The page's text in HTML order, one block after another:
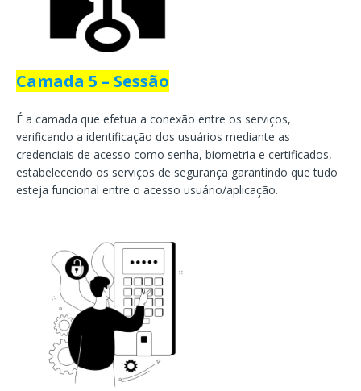
Camada 5 – Sessão
É a camada que efetua a conexão entre os serviços,
verificando a identificação dos usuários mediante as
credenciais de acesso como senha, biometria e certificados,
estabelecendo os serviços de segurança garantindo que tudo
esteja funcional entre o acesso usuário/aplicação.